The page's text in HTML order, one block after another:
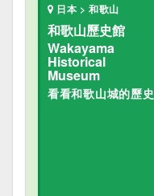
日本 > 和歌山
和歌山歷史館
Wakayama
Historical
Museum
看看和歌山城的歷史